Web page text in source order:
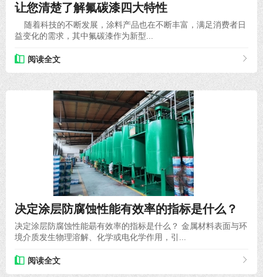
让您清楚了解氟碳漆四大特性
随着科技的不断发展，涂料产品也在不断丰富，满足消费者日
益变化的需求，其中氟碳漆作为新型...
阅读全文
决定涂层防腐蚀性能有效率的指标是什么？
决定涂层防腐蚀性能朂有效率的指标是什么？ 金属材料表面与环
境介质发生物理溶解、化学或电化学作用，引...
阅读全文